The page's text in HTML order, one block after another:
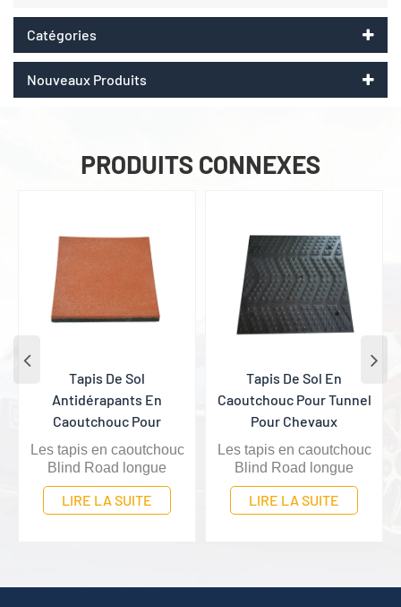
Catégories
Nouveaux Produits
PRODUITS CONNEXES
Tapis De Sol En
Caoutchouc Pour Tunnel
Pour Chevaux
Les tapis en caoutchouc
Blind Road longue
durée de vie, faciles à
nettoyer, adaptés à la
LIRE LA SUITE
Pavés Autobloquants
Antidérapants En
Caoutchouc Pour
Hippodrome
Les tapis en caoutchouc
Blind Road longue
durée de vie, faciles à
nettoyer, adaptés à la
LIRE LA SUITE